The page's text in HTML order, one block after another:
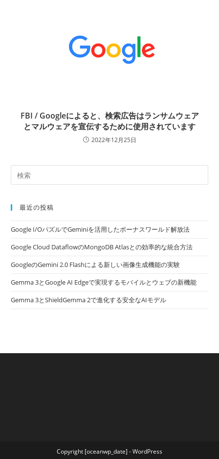
FBI / Googleによると、検索広告はランサムウェア
とマルウェアを宣伝するために使用されています
2022年12月25日
最近の投稿
Google I/OパズルでGeminiを活用したボーナスワールド解放法
Google Cloud DataflowのMongoDB Atlasとの効率的な統合方法
GoogleのGemini 2.0 Flashによる新しい画像生成機能の実験
Gemma 3とGoogle AI Edgeで実現するモバイルとウェブの新機能
Gemma 3とShieldGemma 2で進化する安全なAIモデル
Copyright [oceanwp_date] - WordPress